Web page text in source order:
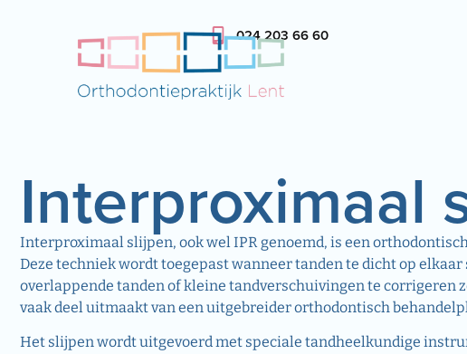
024 203 66 60
Interproximaal
Interproximaal slijpen, ook wel IPR genoemd, is een
Deze techniek wordt toegepast wanneer tanden te dicht op
overlappende tanden of kleine tandverschuivingen te corrigeren
vaak deel uitmaakt van een uitgebreider orthodontisch
Het slijpen wordt uitgevoerd met speciale tandheelkundige